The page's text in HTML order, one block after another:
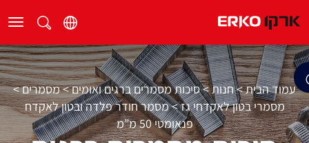
עמוד הבית>חנות>סיכות מסמרים ברגים ואומים>מסמרים>
מסמרי בטון לאקדחי גז>מסמר חודר פלדה ובטון לאקדח
פנאומטי 50 מ”מ